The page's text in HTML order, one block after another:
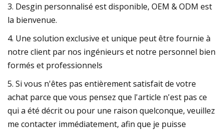
3. Desgin personnalisé est disponible, OEM & ODM est
la bienvenue.
4. Une solution exclusive et unique peut être fournie à
notre client par nos ingénieurs et notre personnel bien
formés et professionnels
5. Si vous n'êtes pas entièrement satisfait de votre
achat parce que vous pensez que l'article n'est pas ce
qui a été décrit ou pour une raison quelconque, veuillez
me contacter immédiatement, afin que je puisse